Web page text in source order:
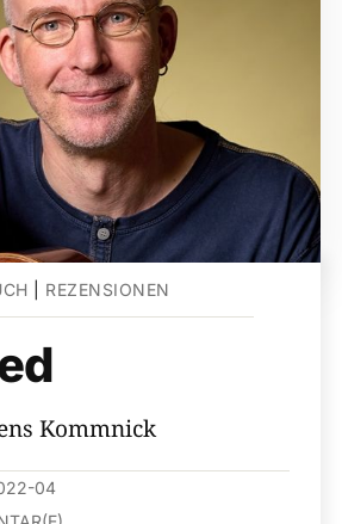
REZENSIONEN
Kommnick
04